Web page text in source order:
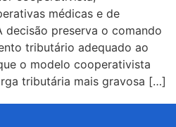
médicas e de
decisão preserva o comando
tributário adequado ao
o modelo cooperativista
tributária mais gravosa […]